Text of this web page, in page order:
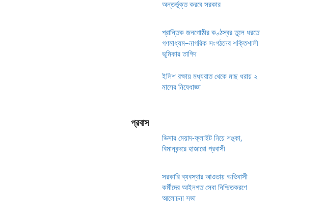
অন্তর্ভুক্ত করবে সরকার
প্রান্তিক জনগোষ্ঠীর কণ্ঠস্বর তুলে ধরতে
গণমাধ্যম–নাগরিক সংগঠনের শক্তিশালী
ভূমিকার তাগিদ
ইলিশ রক্ষায় মধ্যরাত থেকে মাছ ধরায় ২
মাসের নিষেধাজ্ঞা
প্রবাস
ভিসার মেয়াদ-ফ্লাইট নিয়ে শঙ্কা,
বিমানবন্দরে হাজারো প্রবাসী
সরকারি ব্যবস্থার আওতায় অভিবাসী
কর্মীদের আইনগত সেবা নিশ্চিতকরণে
আলোচনা সভা